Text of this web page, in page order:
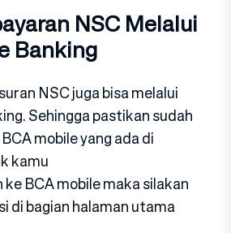
NSC Melalui
Banking
NSC juga bisa melalui
Sehingga pastikan sudah
mobile yang ada di
kamu
ke BCA mobile maka silakan
di bagian halaman utama